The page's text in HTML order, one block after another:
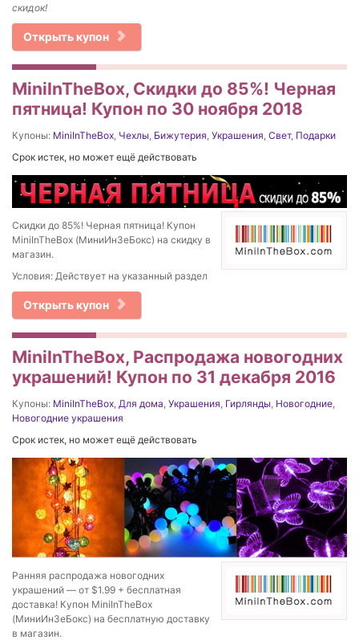
скидок!
Открыть купон
MiniInTheBox, Скидки до 85%! Черная
пятница! Купон по 30 ноября 2018
Купоны: MiniInTheBox Чехлы Бижутерия Украшения Свет, Подарки
Срок истек, но может ещё действовать
Скидки до 85%! Черная пятница! Купон
MiniInTheBox (МиниИнЗеБокс) на скидку в
магазин.
Условия: Действует на указанный раздел
Открыть купон
MiniInTheBox, Распродажа новогодних
украшений! Купон по 31 декабря 2016
Купоны: MiniInTheBox, Для дома, Украшения, Гирлянды, Новогодние,
Новогодние украшения
Срок истек, но может ещё действовать
Ранняя распродажа новогодних
украшений — от $1.99 + бесплатная
доставка! Купон MiniInTheBox
(МиниИнЗеБокс) на бесплатную доставку
в магазин.